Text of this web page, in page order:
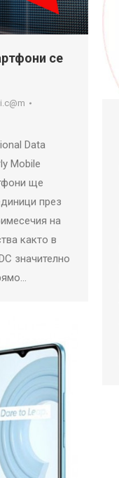
се
Data
Mobile
ще
през
на
както в
значително